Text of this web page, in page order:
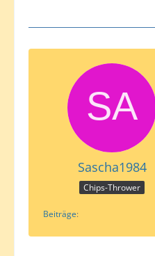
Sascha1984
Chips-Thrower
Beiträge